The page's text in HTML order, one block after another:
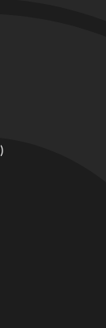
)